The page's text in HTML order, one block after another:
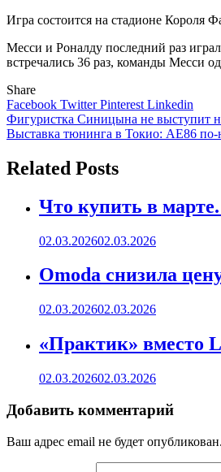
Игра состоится на стадионе Короля
Месси и Роналду последний раз
встречались 36 раз, команды Месси
Share
Facebook TwitterPinterest Linkedin
Навигация
по
записям
Фигуристка Синицына не выступит
Выставка тюнинга в Токио: AE86 по-
Related Posts
Что купить в
02.03.202602.03.2026
Omoda снизила
02.03.202602.03.2026
«Практик» вместо
02.03.202602.03.2026
Добавить комментарий
Ваш адрес email не будет опубликован.